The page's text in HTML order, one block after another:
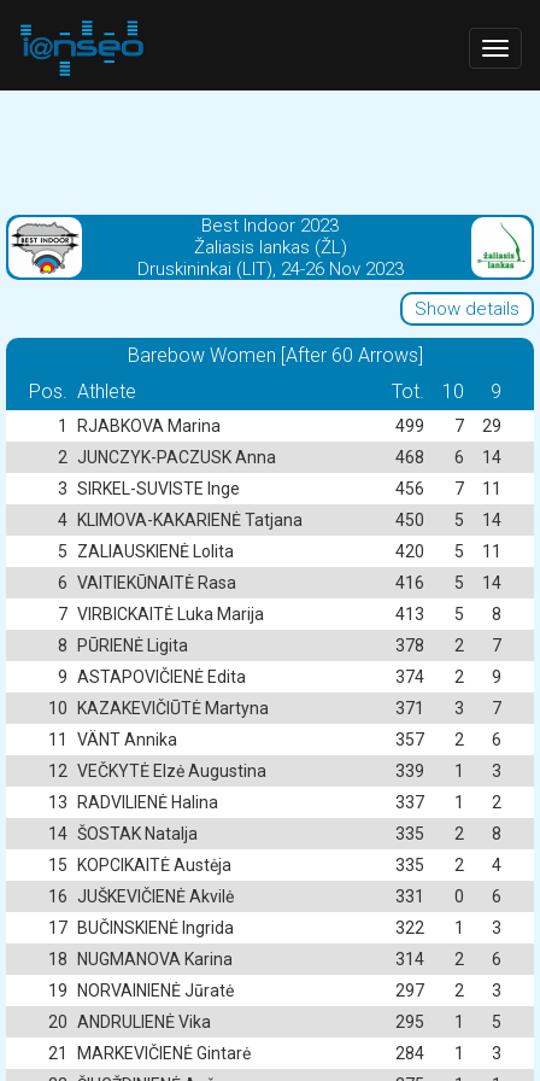
Best Indoor 2023
Žaliasis lankas (ŽL)
Druskininkai (LIT), 24-26 Nov 2023
Show details
Barebow Women [After 60 Arrows]
Pos. Athlete Tot. 10 9
1 RJABKOVA Marina 499 7
29
2 JUNCZYK-PACZUSK Anna 468 6
14
3 SIRKEL-SUVISTE Inge 456 7
11
4
KLIMOVA-KAKARIENĖ Tatjana 450 5
14
5
ZALIAUSKIENĖ Lolita 420 5
11
6 VAITIEKŪNAITĖ Rasa 416 5
14
7 VIRBICKAITĖ Luka Marija 413 5
8
8
PŪRIENĖ Ligita 378 2
7
9 ASTAPOVIČIENĖ Edita 374 2
9
10
KAZAKEVIČIŪTĖ Martyna 371 3
7
11
VÄNT Annika 357 2
6
12 VEČKYTĖ Elzė Augustina 339 1
3
13
RADVILIENĖ Halina 337 1
2
14 ŠOSTAK Natalja 335 2
8
15
KOPCIKAITĖ Austėja 335 2
4
16 JUŠKEVIČIENĖ Akvilė 331 0
6
17
BUČINSKIENĖ Ingrida 322 1
3
18
NUGMANOVA Karina 314 2
6
19
NORVAINIENĖ Jūratė 297 2
3
20 ANDRULIENĖ Vika 295 1
5
21
MARKEVIČIENĖ Gintarė 284 1
3